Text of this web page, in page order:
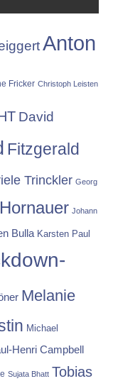
Anton
Fricker Christoph Leisten
David
Fitzgerald
Trinckler Georg
Johann
Bulla Karsten Paul
Melanie
Michael
Henri Campbell
Sujata Bhatt Tobias